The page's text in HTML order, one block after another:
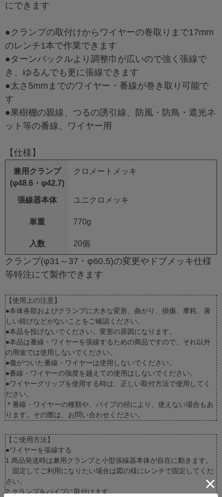
にできます
●クランプの取付けからワイヤーの巻取りまで17mm
のレンチ1本で作業できます
●ターンバックルより調整巾が広いので強く張線で
き、ゆるんでも更に張線できます
●太さ5mmまでのワイヤー・番線が巻き取り可能で
す
●果樹棚の親線、つるの誘引線、防風・防鳥・遮光ネ
ット等の番線、ワイヤー用
【仕様】
兼用クランプ
(φ48.6・φ42.7)
クロメートメッキ
張線器本体 ユニクロメッキ
単重 770g
入数 20個
クランプ(φ31～37・φ60.5)の変更やドブメッキ仕様
等特注にて製作できます
【使用上の注意】
●本体各部およびクランプに大きな変形、曲がり、損傷、摩耗、著
しい錆びなどがないことをご確認ください。
●本品を投げないでください。変形の原因になります。
●本品は番線・ワイヤーを張線するための商品ですので、それ以外
の用途では使用しないでください。
●傷がついた番線・ワイヤーは使用しないでください。
●番線・ワイヤーの強度を越えての使用はしないでください。
●ワイヤーグリップを使用する時は、正しい取付方法で使用してく
ださい。
＊番線・ワイヤーの種類や、パイプの径により、使えない場合もあ
ります。その際は、お問い合わせください。
【ご使用方法】
●ワイヤーを張線する
1.商品発送時は兼用クランプと小型張線器本体が自在に動きます。
固定してご利用になりたい場合は図の様にレンチで固定してくだ
さい。
2.クランプをパイプに取付けます。